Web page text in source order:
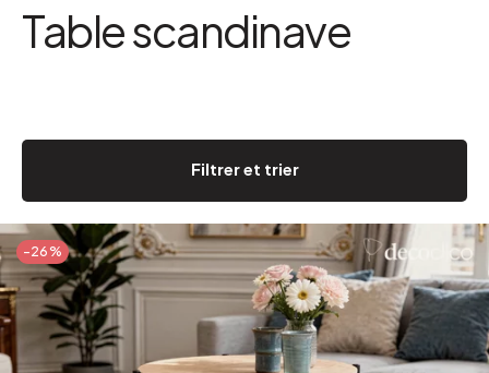
Table scandinave
Filtrer et trier
-26%